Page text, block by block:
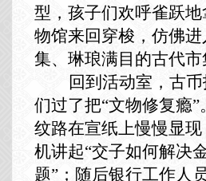
型， 孩子们欢呼雀跃地
物馆来回穿梭，仿佛
集、琳琅满目的古代市
回到活动室，古
们过了把“文物修复瘾
纹路在宣纸上慢慢显
机讲起“交子如何解决
题”；随后银行工作人